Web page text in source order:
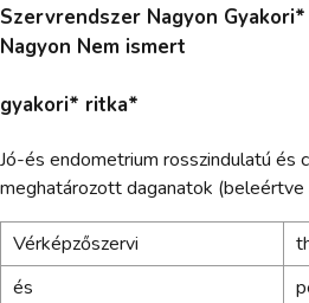
Szervrendszer Nagyon
Nagyon Nem ismert
gyakori* ritka*
Jó-és endometrium rosszindulatú és
meghatározott daganatok
Vérképzőszervi
és